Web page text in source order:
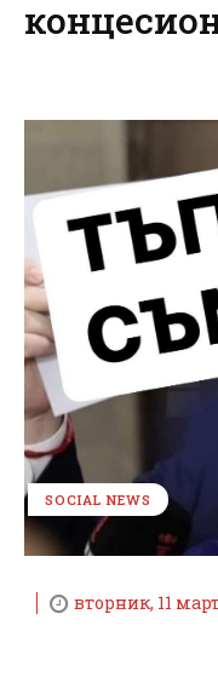
SOCIAL NEWS
вторник, 11